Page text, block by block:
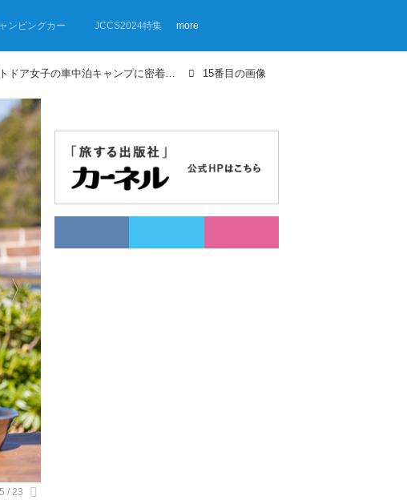
ンピングカー JCCS2024特集 more
【画像ギャラリー】アウトドア女子の車中泊キャンプに密着！① 淡路島で楽しむ釣りとキャンプ飯！ 15番目の画像